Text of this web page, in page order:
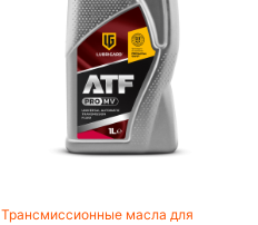
Трансмиссионные масла для